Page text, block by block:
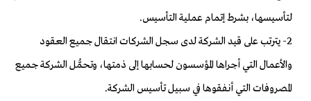
لتأسيسها، بشرط إتمام عملية التأسيس.
2- يترتب على قيد الشركة لدى سجل الشركات انتقال جميع العقود
والأعمال التي أجراها المؤسسون لحسابها إلى ذمتها، وتحمُّل الشركة جميع
المصروفات التي أنفقوها في سبيل تأسيس الشركة.